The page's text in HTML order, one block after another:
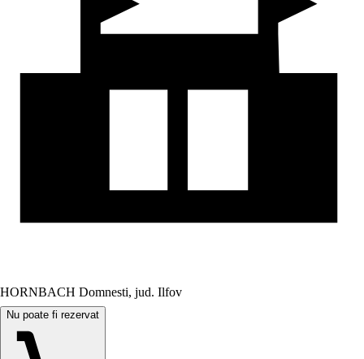
HORNBACH Domnesti, jud. Ilfov
Nu poate fi rezervat